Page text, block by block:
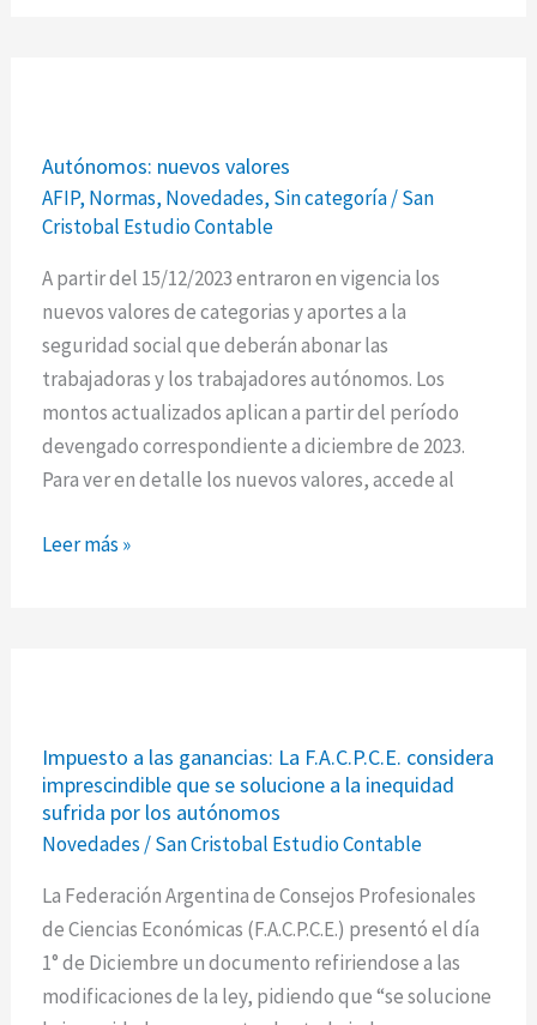
Autónomos: nuevos valores
AFIP, Normas, Novedades, Sin categoría/San
Cristobal Estudio Contable
A partir del 15/12/2023 entraron en vigencia los
nuevos valores de categorias y aportes a la
seguridad social que deberán abonar las
trabajadoras y los trabajadores autónomos. Los
montos actualizados aplican a partir del período
devengado correspondiente a diciembre de 2023.
Para ver en detalle los nuevos valores, accede al
nuevos
valores
Leer más »
Impuesto a las ganancias: La F.A.C.P.C.E. considera
imprescindible que se solucione a la inequidad
sufrida por los autónomos
Novedades /San Cristobal Estudio Contable
La Federación Argentina de Consejos Profesionales
de Ciencias Económicas (F.A.C.P.C.E.) presentó el día
1° de Diciembre un documento refiriendose a las
modificaciones de la ley, pidiendo que “se solucione
a
las
ganancias:
F.A.C.P.C.E.
considera
imprescindible
que